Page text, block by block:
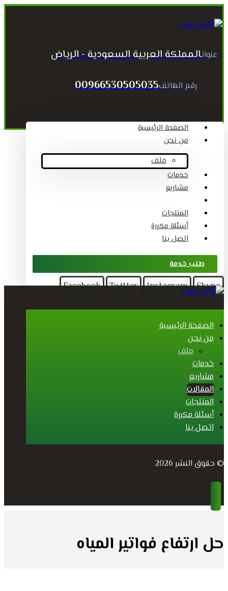
عنوانالمملكة العربية السعودية - الرياض
رقم الهاتف00966530505035
الصفحة الرئيسية
من نحن
ملف
خدمات
مشاريع
المنتجات
أسئلة مكررة
اتصل بنا
طلب خدمة
Facebook Twitter Instagram Skype
الصفحة الرئيسية
من نحن
ملف
خدمات
مشاريع
المقالات
المنتجات
أسئلة مكررة
اتصل بنا
© حقوق النشر 2026
حل ارتفاع فواتير المياه